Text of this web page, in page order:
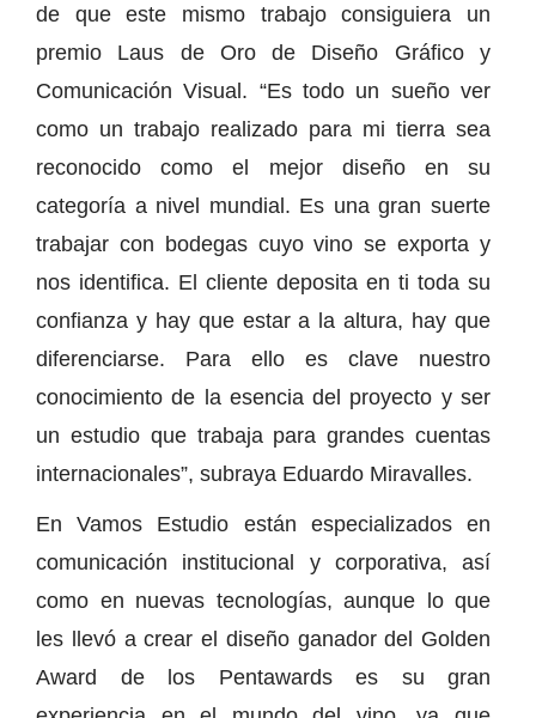
de que este mismo trabajo consiguiera un
premio Laus de Oro de Diseño Gráfico y
Comunicación Visual. “Es todo un sueño ver
como un trabajo realizado para mi tierra sea
reconocido como el mejor diseño en su
categoría a nivel mundial. Es una gran suerte
trabajar con bodegas cuyo vino se exporta y
nos identifica. El cliente deposita en ti toda su
confianza y hay que estar a la altura, hay que
diferenciarse. Para ello es clave nuestro
conocimiento de la esencia del proyecto y ser
un estudio que trabaja para grandes cuentas
internacionales”, subraya Eduardo Miravalles.
En Vamos Estudio están especializados en
comunicación institucional y corporativa, así
como en nuevas tecnologías, aunque lo que
les llevó a crear el diseño ganador del Golden
Award de los Pentawards es su gran